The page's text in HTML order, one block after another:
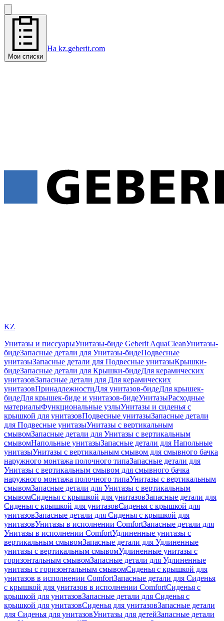
Мои списки
На kz.geberit.com
KZ
Унитазы и писсуарыУнитазы-биде Geberit AquaCleanУнитазы-
бидеЗапасные детали для Унитазы-бидеПодвесные
унитазыЗапасные детали для Подвесные унитазыКрышки-
бидеЗапасные детали для Крышки-бидеДля керамических
унитазовЗапасные детали для Для керамических
унитазовПринадлежностиДля унитазов-бидеДля крышек-
бидеДля крышек-биде и унитазов-бидеУнитазыРасходные
материалыФункциональные узлыУнитазы и сиденья с
крышкой для унитазовПодвесные унитазыЗапасные детали
для Подвесные унитазыУнитазы с вертикальным
смывомЗапасные детали для Унитазы с вертикальным
смывомНапольные унитазыЗапасные детали для Напольные
унитазыУнитазы с вертикальным смывом для смывного бачка
наружного монтажа полочного типаЗапасные детали для
Унитазы с вертикальным смывом для смывного бачка
наружного монтажа полочного типаУнитазы с вертикальным
смывомЗапасные детали для Унитазы с вертикальным
смывомСиденья с крышкой для унитазовЗапасные детали для
Сиденья с крышкой для унитазовСиденья с крышкой для
унитазовЗапасные детали для Сиденья с крышкой для
унитазовУнитазы в исполнении ComfortЗапасные детали для
Унитазы в исполнении ComfortУдлиненные унитазы с
вертикальным смывомЗапасные детали для Удлиненные
унитазы с вертикальным смывомУдлиненные унитазы с
горизонтальным смывомЗапасные детали для Удлиненные
унитазы с горизонтальным смывомСиденья с крышкой для
унитазов в исполнении ComfortЗапасные детали для Сиденья
с крышкой для унитазов в исполнении ComfortСиденья с
крышкой для унитазовЗапасные детали для Сиденья с
крышкой для унитазовСиденья для унитазовЗапасные детали
для Сиденья для унитазовУнитазы для детейЗапасные детали